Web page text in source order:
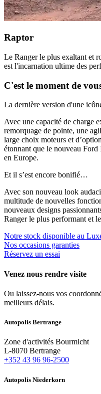
Raptor
Le Ranger le plus exaltant et
est l'incarnation ultime des
C'est le moment de
La dernière version d'une
Avec une capacité de charge
remorquage de pointe, une
large choix moteurs et
étonnant que le nouveau
en Europe.
Et il s’est encore bonifié…
Avec son nouveau look
multitude de nouvelles
nouveaux designs
Ranger le plus performant et
Notre stock disponible au
Nos occasions garanties
Réservez un essai
Venez nous rendre visite
Ou laissez-nous vos
meilleurs délais.
Autopolis Bertrange
Zone d'activités Bourmicht
L-8070 Bertrange
+352 43 96 96-2500
Autopolis Niederkorn